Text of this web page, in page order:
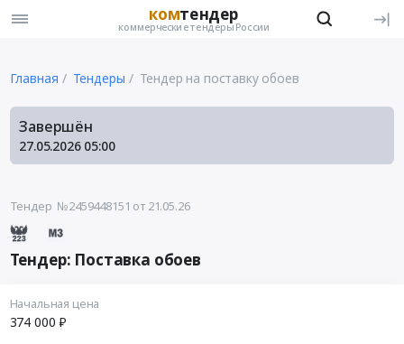
комтендер
коммерческие тендеры России
Главная Тендеры Тендер на поставку обоев
Завершён
27.05.2026 05:00
Тендер №2459448151 от 21.05.26
Тендер: Поставка обоев
Начальная цена
374 000 ₽